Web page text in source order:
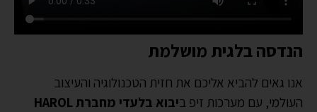
הנדסה בלגית מושלמת
אנו גאים להביא אליכם את חזית הטכנולוגיה והעיצוב
העולמי, עם מערכות זיפ ב